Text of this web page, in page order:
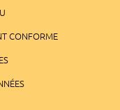
CONFORME